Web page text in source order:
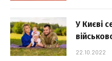
У Києві
22.10.2022